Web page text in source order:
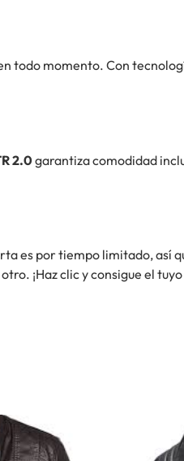
todo momento. Con
2.0garantiza comodidad
es por tiempo limitado, así
¡Haz clic y consigue el